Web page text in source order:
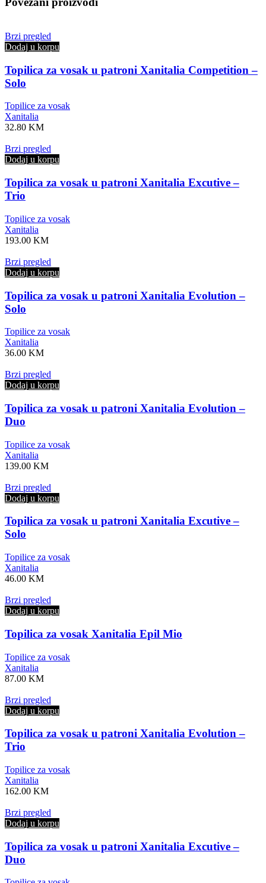
Brzi pregled
Dodaj u korpu
Topilica za vosak u patroni Xanitalia Competition –
Solo
Topilice za vosak
Xanitalia
32.80 KM
Brzi pregled
Dodaj u korpu
Topilica za vosak u patroni Xanitalia Excutive –
Trio
Topilice za vosak
Xanitalia
193.00 KM
Brzi pregled
Dodaj u korpu
Topilica za vosak u patroni Xanitalia Evolution –
Solo
Topilice za vosak
Xanitalia
36.00 KM
Brzi pregled
Dodaj u korpu
Topilica za vosak u patroni Xanitalia Evolution –
Duo
Topilice za vosak
Xanitalia
139.00 KM
Brzi pregled
Dodaj u korpu
Topilica za vosak u patroni Xanitalia Excutive –
Solo
Topilice za vosak
Xanitalia
46.00 KM
Brzi pregled
Dodaj u korpu
Topilica za vosak Xanitalia Epil Mio
Topilice za vosak
Xanitalia
87.00 KM
Brzi pregled
Dodaj u korpu
Topilica za vosak u patroni Xanitalia Evolution –
Trio
Topilice za vosak
Xanitalia
162.00 KM
Brzi pregled
Dodaj u korpu
Topilica za vosak u patroni Xanitalia Excutive –
Duo